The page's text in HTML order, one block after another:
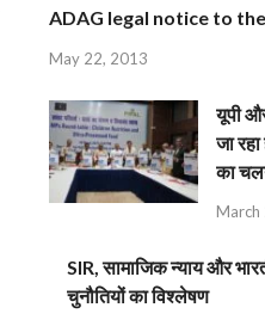
ADAG legal notice to
May 22, 2013
यूपी
जा
का
March
SIR, सामाजिक न्याय और
चुनौतियों का विश्लेषण